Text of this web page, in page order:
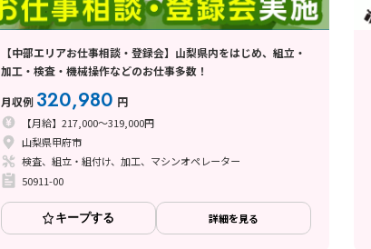
【中部エリアお仕事相談・登録会】山梨県内をはじめ、組立・
加工・検査・機械操作などのお仕事多数！
月収例 320,980 円
【月給】217,000～319,000円
山梨県甲府市
検査、組立・組付け、加工、マシンオペレーター
50911-00
キープする 詳細を見る